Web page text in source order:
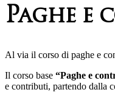
Paghe
Al via il corso di paghe e
Il corso base “Paghe e
e contributi, partendo dalla